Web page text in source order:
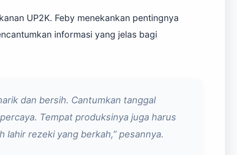
UP2K. Feby menekankan pentingnya
informasi yang jelas bagi
dan bersih. Cantumkan tanggal
Tempat produksinya juga harus
lahir rezeki yang berkah,” pesannya.